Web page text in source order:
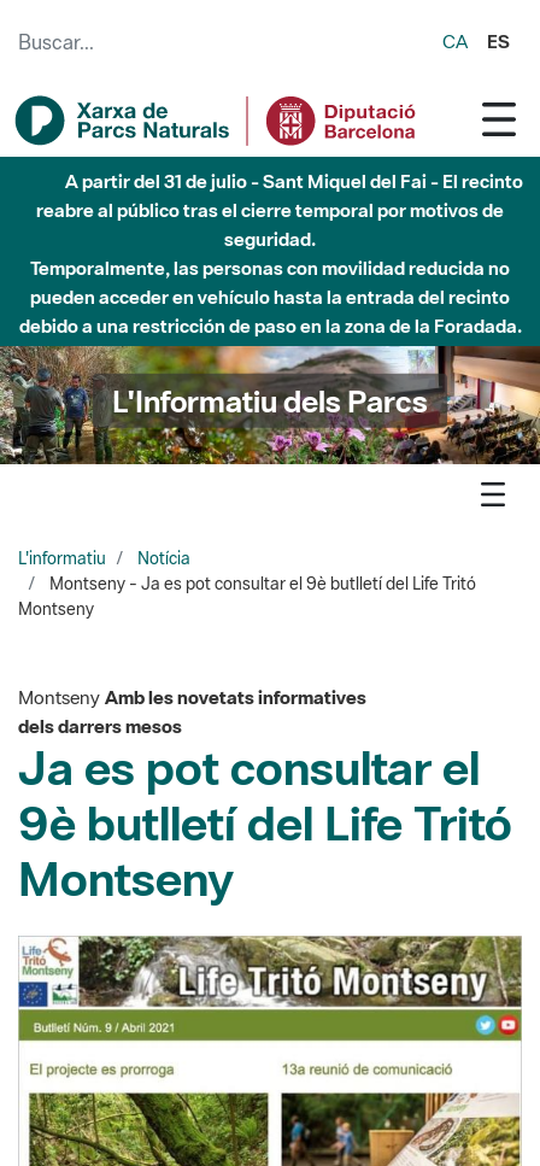
CA ES
Hasta diciembre de 2026 - Parque Fluvial Besós -
Afectaciones en el cauce del Parque Fluvial del Besòs debido
a obras de construcción de una pasarela sobre el río
L'Informatiu dels Parcs
L'informatiu
Notícia
Montseny
Ja es pot consultar el
9è butlletí del Life Tritó
Montseny